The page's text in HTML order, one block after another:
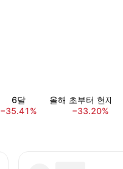
6달
−35.41%
올해 초부터 현재
−33.20%